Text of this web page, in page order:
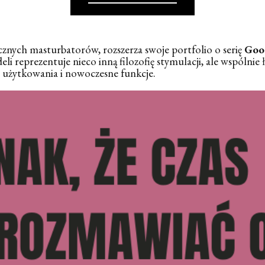
masturbatorów, rozszerza swoje portfolio o serię
reprezentuje nieco inną filozofię stymulacji, ale wspólnie
i nowoczesne funkcje.